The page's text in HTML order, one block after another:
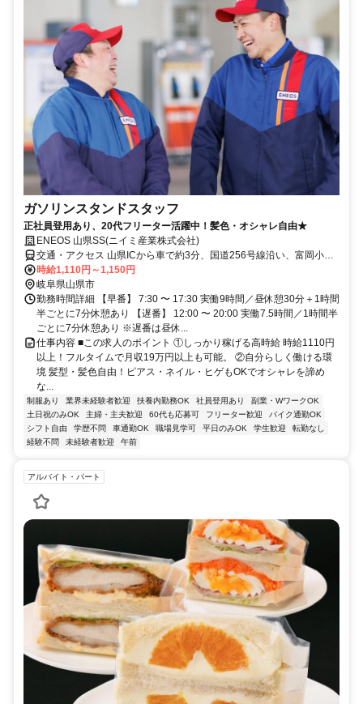
ガソリンスタンドスタッフ
正社員登用あり、20代フリーター活躍中！髪色・オシャレ自由★
ENEOS 山県SS(ニイミ産業株式会社)
交通・アクセス 山県ICから車で約3分、国道256号線沿い、富岡小学
校近く ※車通勤OK、制服通勤OK
時給1,110円～1,150円
岐阜県山県市
勤務時間詳細 【早番】 7:30 〜 17:30 実働9時間／昼休憩30分＋1時間
半ごとに7分休憩あり 【遅番】 12:00 〜 20:00 実働7.5時間／1時間半
ごとに7分休憩あり ※遅番は昼休...
仕事内容 ■この求人のポイント ①しっかり稼げる高時給 時給1110円
以上！フルタイムで月収19万円以上も可能。 ②自分らしく働ける環
境 髪型・髪色自由！ピアス・ネイル・ヒゲもOKでオシャレを諦め
な...
制服あり 業界未経験者歓迎 扶養内勤務OK 社員登用あり
副業・WワークOK
土日祝のみOK
主婦・主夫歓迎 60代も応募可 フリーター歓迎
バイク通勤OK
シフト自由
学歴不問 車通勤OK 職場見学可 平日のみOK 学生歓迎
転勤なし
経験不問
未経験者歓迎 午前
アルバイト・パート